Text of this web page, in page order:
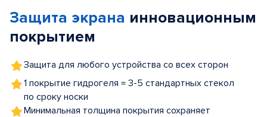
5
Защита экрана инновационным
покрытием
Защита для любого устройства со всех сторон
1 покрытие гидрогеля = 3-5 стандартных стекол
по сроку носки
Минимальная толщина покрытия сохраняет